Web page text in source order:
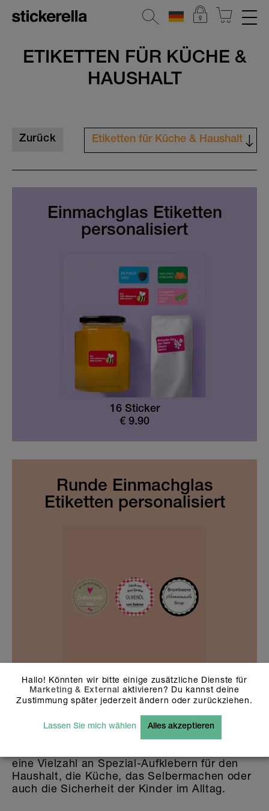
REFLEKTIERENDE AUFKLEBER
STICKERSETS
AUFKLEBER FÜR GEGENSTÄNDE
HOME & DEKO
Alle Home & Deko Sticker
Tür-Aufkleber
Geschenkgutscheine
Etiketten für Küche & Haushalt
Holografische Dekosticker
ETIKETTEN FÜR KÜCHE &
HAUSHALT
Zurück
Tür-Aufkleber
Adressetiketten
Etiketten für Küche & Haushalt
Holografische Dekosticker
Einmachglas Etiketten
personalisiert
16 Sticker
€ 9.90
Runde Einmachglas
Etiketten personalisiert
16 Sticker
€ 17.90
Auch sonst gibt es im Haushalt viele Dinge,
eine Vielzahl an Spezial-Aufklebern für den
Haushalt, die Küche, das Selbermachen oder
auch die Sicherheit der Kinder im Alltag.
Hallo! Könnten wir bitte einige zusätzliche Dienste für
Marketing & External
aktivieren? Du kannst deine
Zustimmung später jederzeit ändern oder zurückziehen.
Lassen Sie mich wählen Alles akzeptieren